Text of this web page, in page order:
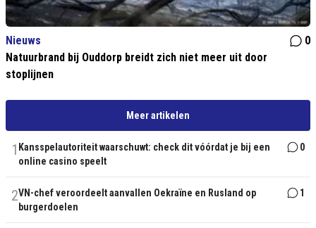
Nieuws
0
Natuurbrand bij Ouddorp breidt zich niet meer uit door
stoplijnen
Meer artikelen
1 Kansspelautoriteit waarschuwt: check dit vóórdat je bij een
online casino speelt
0
2VN-chef veroordeelt aanvallen Oekraïne en Rusland op
burgerdoelen
1